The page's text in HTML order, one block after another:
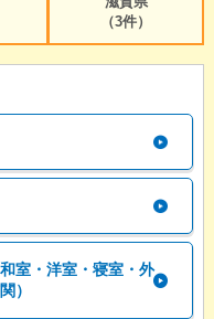
（3件）
室・洋室・寝室・外
）